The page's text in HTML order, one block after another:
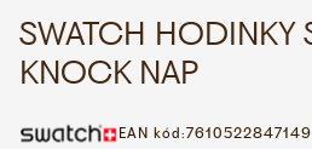
SWATCH HODINKY
KNOCK NAP
EAN kód:7610522847149